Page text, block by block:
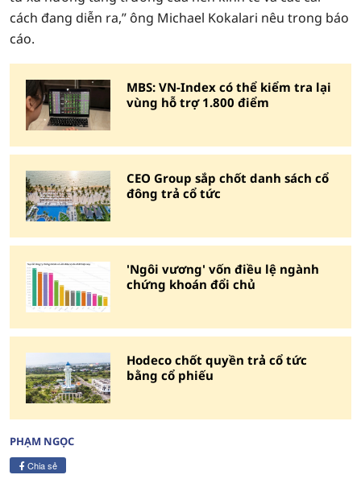
cách đang diễn ra,” ông Michael Kokalari nêu trong báo
cáo.
MBS: VN-Index có thể kiểm tra lại
vùng hỗ trợ 1.800 điểm
CEO Group sắp chốt danh sách cổ
đông trả cổ tức
'Ngôi vương' vốn điều lệ ngành
chứng khoán đổi chủ
Hodeco chốt quyền trả cổ tức
bằng cổ phiếu
PHẠM NGỌC
Chia sẻ